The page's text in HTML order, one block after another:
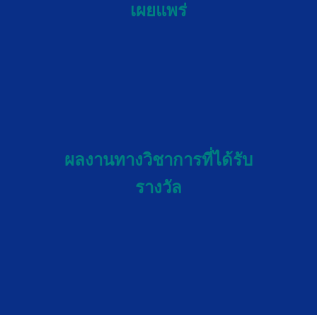
เผยแพร่
ผลงานทางวิชาการที่ได้รับ
รางวัล